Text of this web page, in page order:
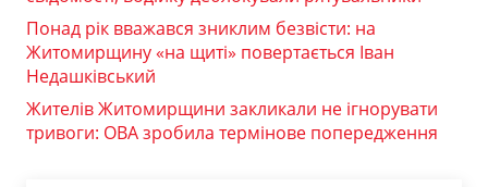
Понад рік вважався зниклим безвісти: на
Житомирщину «на щиті» повертається Іван
Недашківський
Жителів Житомирщини закликали не ігнорувати
тривоги: ОВА зробила термінове попередження